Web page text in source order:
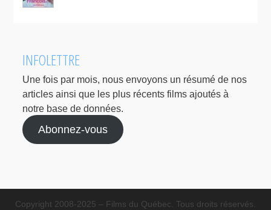
INFOLETTRE
Une fois par mois, nous envoyons un résumé de nos
articles ainsi que les plus récents films ajoutés à
notre base de données.
Abonnez-vous
Copyright 2008-2025 – Films du Québec. Tous droits réservés.